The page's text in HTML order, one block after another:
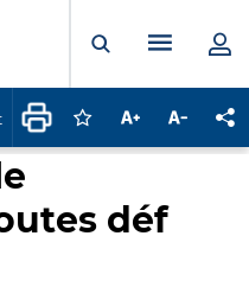
Ouvrir laMenu
Connectez-vous
Augmenter la
déf